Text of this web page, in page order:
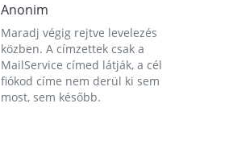
Anonim
Maradj végig rejtve levelezés
közben. A címzettek csak a
MailService címed látják, a cél
fiókod címe nem derül ki sem
most, sem később.